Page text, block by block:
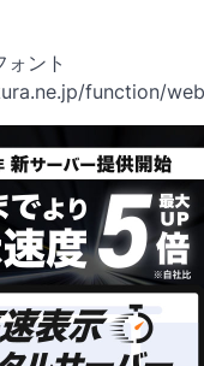
ント
function/